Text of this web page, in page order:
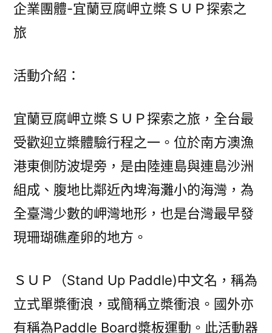
企業團體-宜蘭豆腐岬立槳ＳＵＰ探索之
旅
活動介紹：
宜蘭豆腐岬立槳ＳＵＰ探索之旅，全台最
受歡迎立槳體驗行程之一。位於南方澳漁
港東側防波堤旁，是由陸連島與連島沙洲
組成、腹地比鄰近內埤海灘小的海灣，為
全臺灣少數的岬灣地形，也是台灣最早發
現珊瑚礁產卵的地方。
ＳＵＰ（Stand Up Paddle)中文名，稱為
立式單槳衝浪，或簡稱立槳衝浪。國外亦
有稱為Paddle Board槳板運動。此活動器